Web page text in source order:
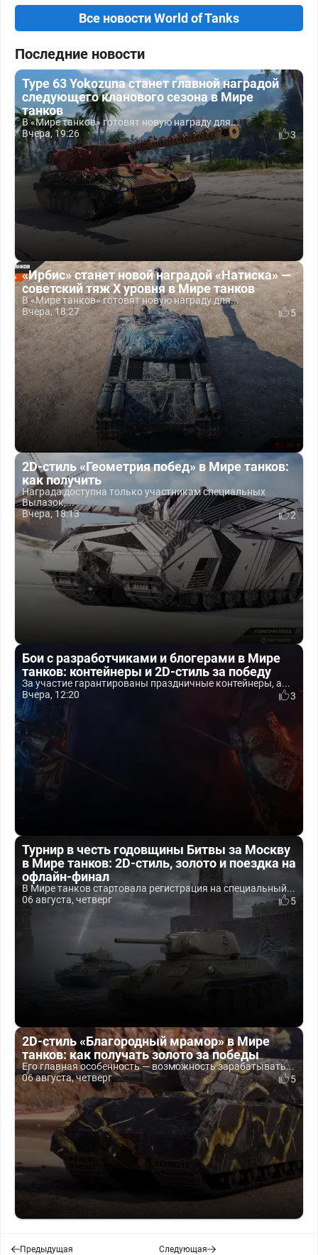
Все новости World of Tanks
Последние новости
Type 63 Yokozuna станет главной наградой
следующего кланового сезона в Мире
танков
В «Мире танков» готовят новую награду для...
Вчера, 19:26
3
«Ирбис» станет новой наградой «Натиска» —
советский тяж X уровня в Мире танков
В «Мире танков» готовят новую награду для...
Вчера, 18:27
5
2D-стиль «Геометрия побед» в Мире танков:
как получить
Награда доступна только участникам специальных
Вылазок,...
Вчера, 18:13
2
Бои с разработчиками и блогерами в Мире
танков: контейнеры и 2D-стиль за победу
За участие гарантированы праздничные контейнеры, а...
Вчера, 12:20
3
Турнир в честь годовщины Битвы за Москву
в Мире танков: 2D-стиль, золото и поездка на
офлайн-финал
В Мире танков стартовала регистрация на специальный...
06 августа, четверг
5
2D-стиль «Благородный мрамор» в Мире
танков: как получать золото за победы
Его главная особенность — возможность зарабатывать...
06 августа, четверг
5
Предыдущая Следующая